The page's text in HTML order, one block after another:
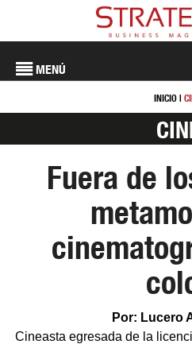
MENÚ
INICIO |
Fuera de
Por: Lucero
Cineasta egresada de la